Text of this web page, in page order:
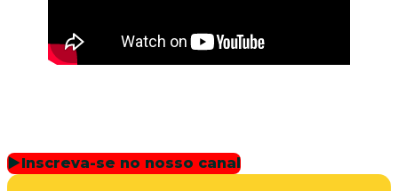
▶Inscreva-se no nosso canal